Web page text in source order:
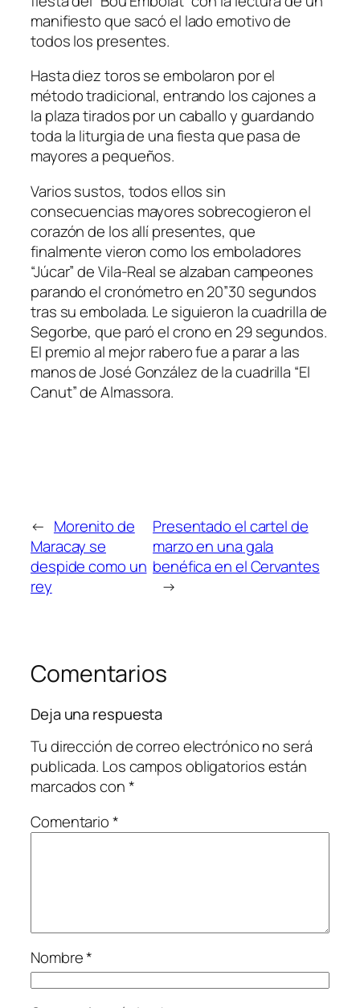
manifiesto que sacó el lado emotivo de
todos los presentes.
Hasta diez toros se embolaron por el
método tradicional, entrando los cajones a
la plaza tirados por un caballo y guardando
toda la liturgia de una fiesta que pasa de
mayores a pequeños.
Varios sustos, todos ellos sin
consecuencias mayores sobrecogieron el
corazón de los allí presentes, que
finalmente vieron como los emboladores
“Júcar” de Vila-Real se alzaban campeones
parando el cronómetro en 20”30 segundos
tras su embolada. Le siguieron la cuadrilla de
Segorbe, que paró el crono en 29 segundos.
El premio al mejor rabero fue a parar a las
manos de José González de la cuadrilla “El
Canut” de Almassora.
← Morenito de
Maracay se
despide como un
rey
Presentado el cartel de
marzo en una gala
benéfica en el Cervantes
→
Comentarios
Deja una respuesta
Tu dirección de correo electrónico no será
publicada. Los campos obligatorios están
marcados con*
Comentario*
Nombre*